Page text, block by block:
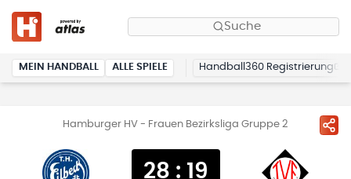
Suche
MEIN HANDBALL ALLE SPIELE Handball360 Registrierung
Hamburger HV - Frauen Bezirksliga Gruppe 2
28 : 19